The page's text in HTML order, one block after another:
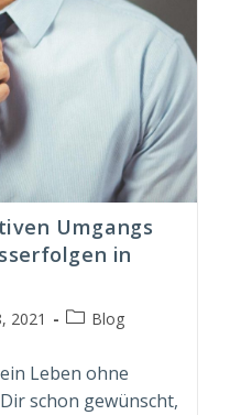
Umgangs
in
2021
Beitrags-
Blog
Leben ohne
schon gewünscht,